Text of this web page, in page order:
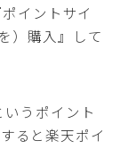
イントサイ
）購入』して
うポイント
ると楽天ポイ